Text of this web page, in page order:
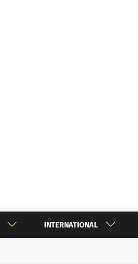
INTERNATIONAL